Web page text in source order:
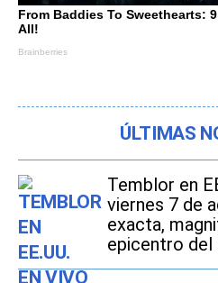
ÚLTIMAS
Temblor en
viernes 7 de
exacta,
epicentro